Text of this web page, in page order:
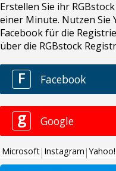
Erstellen Sie ihr
einer Minute. Nutzen Sie
Facebook für die
über die RGBstock
F Facebook
g Google
Microsoft Instagram Yahoo!